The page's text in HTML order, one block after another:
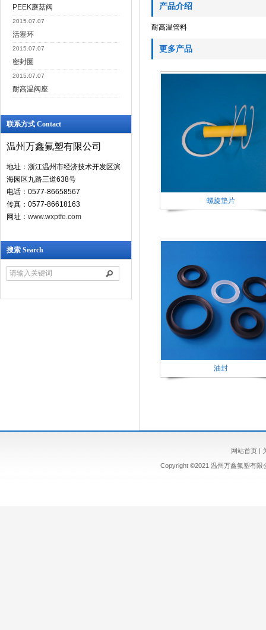
PEEK蘑菇阀
2015.07.07
活塞环
2015.07.07
密封圈
2015.07.07
耐高温阀座
联系方式 Contact
温州万鑫氟塑有限公司
地址：浙江温州市经济技术开发区滨
海园区九路三道638号
电话：0577-86658567
传真：0577-86618163
网址： www.wxptfe.com
搜索 Search
产品介绍
耐高温管料
更多产品
螺旋垫片
油封
网站首页|
Copyright ©2021 温州万鑫氟塑有